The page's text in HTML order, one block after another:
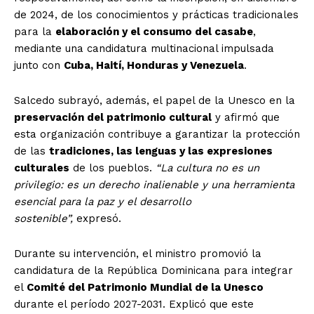
de 2024, de los conocimientos y prácticas tradicionales
para la elaboración y el consumo del casabe,
mediante una candidatura multinacional impulsada
junto con Cuba, Haití, Honduras y Venezuela.
Salcedo subrayó, además, el papel de la Unesco en la
preservación del patrimonio cultural y afirmó que
esta organización contribuye a garantizar la protección
de las tradiciones, las lenguas y las expresiones
culturales de los pueblos. “La cultura no es un
privilegio: es un derecho inalienable y una herramienta
esencial para la paz y el desarrollo
sostenible”, expresó.
Durante su intervención, el ministro promovió la
candidatura de la República Dominicana para integrar
el Comité del Patrimonio Mundial de la Unesco
durante el período 2027-2031. Explicó que este